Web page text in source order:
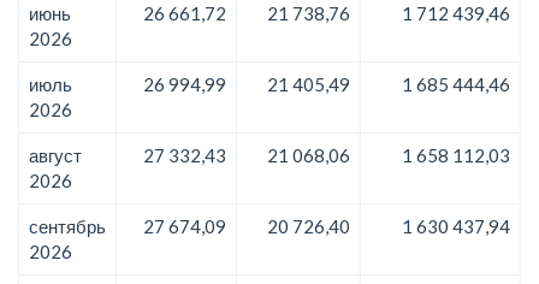
июнь
2026
26 661,72 21 738,76 1 712 439,46
июль
2026
26 994,99 21 405,49 1 685 444,46
август
2026
27 332,43 21 068,06 1 658 112,03
сентябрь
2026
27 674,09 20 726,40 1 630 437,94